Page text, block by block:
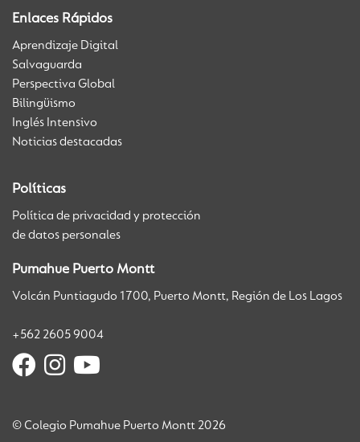
Enlaces Rápidos
Aprendizaje Digital
Salvaguarda
Perspectiva Global
Bilingüismo
Inglés Intensivo
Noticias destacadas
Políticas
Política de privacidad y protección
de datos personales
Pumahue Puerto Montt
Volcán Puntiagudo 1700, Puerto Montt, Región de Los Lagos
+562 2605 9004
© Colegio Pumahue Puerto Montt 2026